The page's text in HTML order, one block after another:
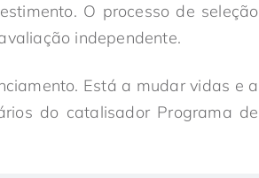
O processo de seleção
independente.
Está a mudar vidas e a
do catalisador Programa de